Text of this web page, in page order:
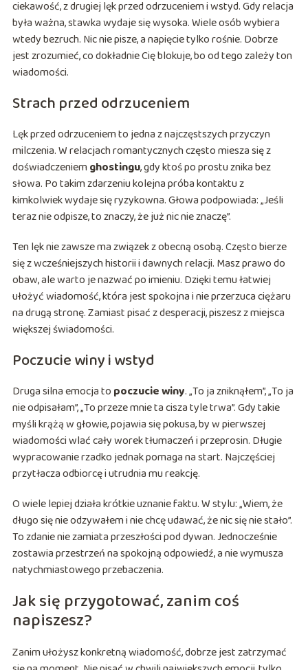
ciekawość, z drugiej lęk przed odrzuceniem i wstyd. Gdy relacja
była ważna, stawka wydaje się wysoka. Wiele osób wybiera
wtedy bezruch. Nic nie pisze, a napięcie tylko rośnie. Dobrze
jest zrozumieć, co dokładnie Cię blokuje, bo od tego zależy ton
wiadomości.
Strach przed odrzuceniem
Lęk przed odrzuceniem to jedna z najczęstszych przyczyn
milczenia. W relacjach romantycznych często miesza się z
doświadczeniemghostingu, gdy ktoś po prostu znika bez
słowa. Po takim zdarzeniu kolejna próba kontaktu z
kimkolwiek wydaje się ryzykowna. Głowa podpowiada: „Jeśli
teraz nie odpisze, to znaczy, że już nic nie znaczę”.
Ten lęk nie zawsze ma związek z obecną osobą. Często bierze
się z wcześniejszych historii i dawnych relacji. Masz prawo do
obaw, ale warto je nazwać po imieniu. Dzięki temu łatwiej
ułożyć wiadomość, która jest spokojna i nie przerzuca ciężaru
na drugą stronę. Zamiast pisać z desperacji, piszesz z miejsca
większej świadomości.
Poczucie winy i wstyd
Druga silna emocja to poczucie winy. „To ja zniknąłem”, „To ja
nie odpisałam”, „To przeze mnie ta cisza tyle trwa”. Gdy takie
myśli krążą w głowie, pojawia się pokusa, by w pierwszej
wiadomości wlać cały worek tłumaczeń i przeprosin. Długie
wypracowanie rzadko jednak pomaga na start. Najczęściej
przytłacza odbiorcę i utrudnia mu reakcję.
O wiele lepiej działa krótkie uznanie faktu. W stylu: „Wiem, że
długo się nie odzywałem i nie chcę udawać, że nic się nie stało”.
To zdanie nie zamiata przeszłości pod dywan. Jednocześnie
zostawia przestrzeń na spokojną odpowiedź, a nie wymusza
natychmiastowego przebaczenia.
Jak się przygotować, zanim coś
napiszesz?
Zanim ułożysz konkretną wiadomość, dobrze jest zatrzymać